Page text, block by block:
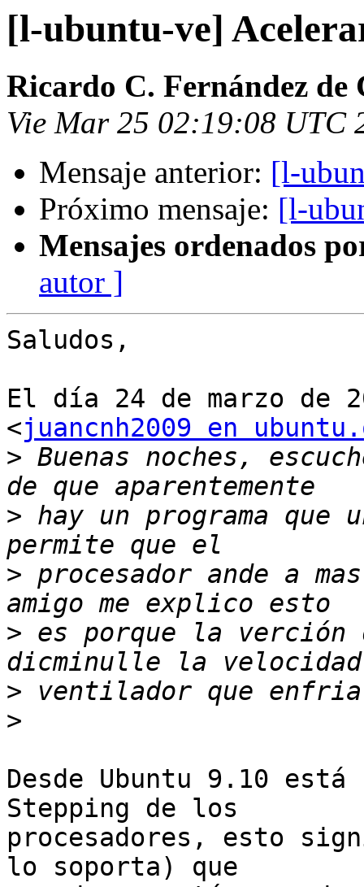
[l-ubuntu-ve]
Ricardo C. Fernández de
Vie Mar 25 02:19:08 UTC
Mensaje anterior: [l-
Próximo mensaje: [l-
Mensajes ordenados
autor ]
Saludos,
El día 24 de marzo de
<juancnh2009 en
> Buenas noches,
> hay un programa que
> procesador ande a
> es porque la verción
>
>
Desde Ubuntu 9.10
Stepping de los
procesadores, esto
lo soporta) que